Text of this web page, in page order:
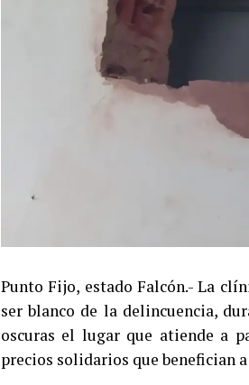
Punto Fijo, estado Falcón.- La
ser blanco de la delincuencia,
oscuras el lugar que atiende a
precios solidarios que benefician